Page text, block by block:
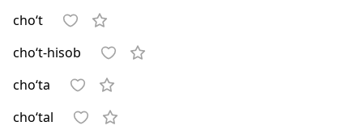
cho‘t
cho‘t-hisob
cho‘ta
cho‘tal